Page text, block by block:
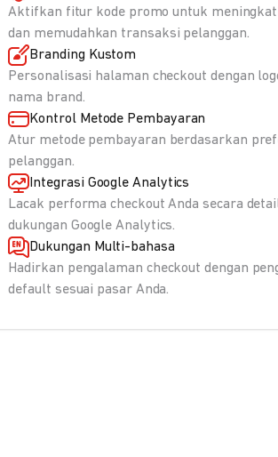
Aktifkan fitur kode promo untuk
dan memudahkan transaksi pelanggan.
Branding Kustom
Personalisasi halaman checkout dengan
nama brand.
Kontrol Metode Pembayaran
Atur metode pembayaran berdasarkan
pelanggan.
Integrasi Google Analytics
Lacak performa checkout Anda secara
dukungan Google Analytics.
Dukungan Multi-bahasa
Hadirkan pengalaman checkout dengan
default sesuai pasar Anda.